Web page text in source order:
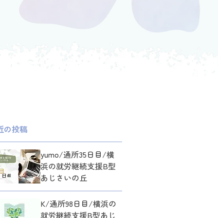
の投稿
yumo/通所35日目/横
浜の就労継続支援B型
あじさいの丘
K/通所98日目/横浜の
就労継続支援B型あじ